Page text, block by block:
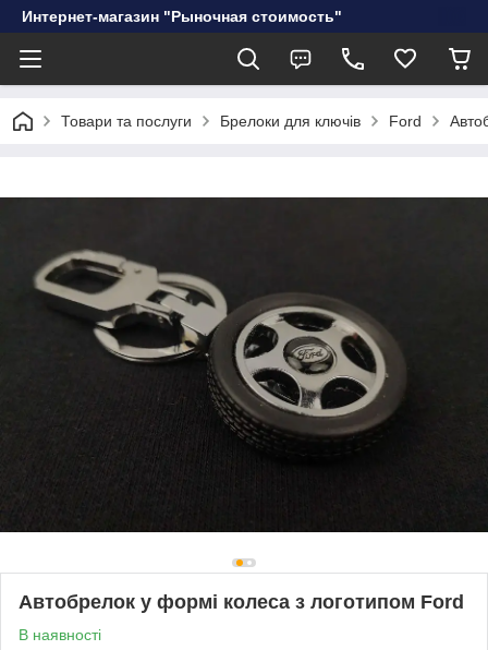
Интернет-магазин "Рыночная стоимость"
Товари та послуги Брелоки для ключів Ford
Автобрелок у формі колеса з логотипом Ford
В наявності